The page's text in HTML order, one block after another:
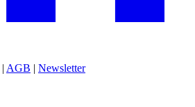
| AGB | Newsletter